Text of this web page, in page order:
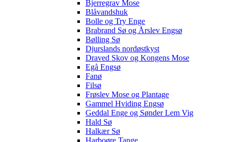
Bjerregrav Mose
Blåvandshuk
Bolle og Try Enge
Brabrand Sø og Årslev Engsø
Bølling Sø
Djurslands nordøstkyst
Draved Skov og Kongens Mose
Egå Engsø
Fanø
Filsø
Frøslev Mose og Plantage
Gammel Hviding Engsø
Geddal Enge og Sønder Lem Vig
Hald Sø
Halkær Sø
Harboøre Tange